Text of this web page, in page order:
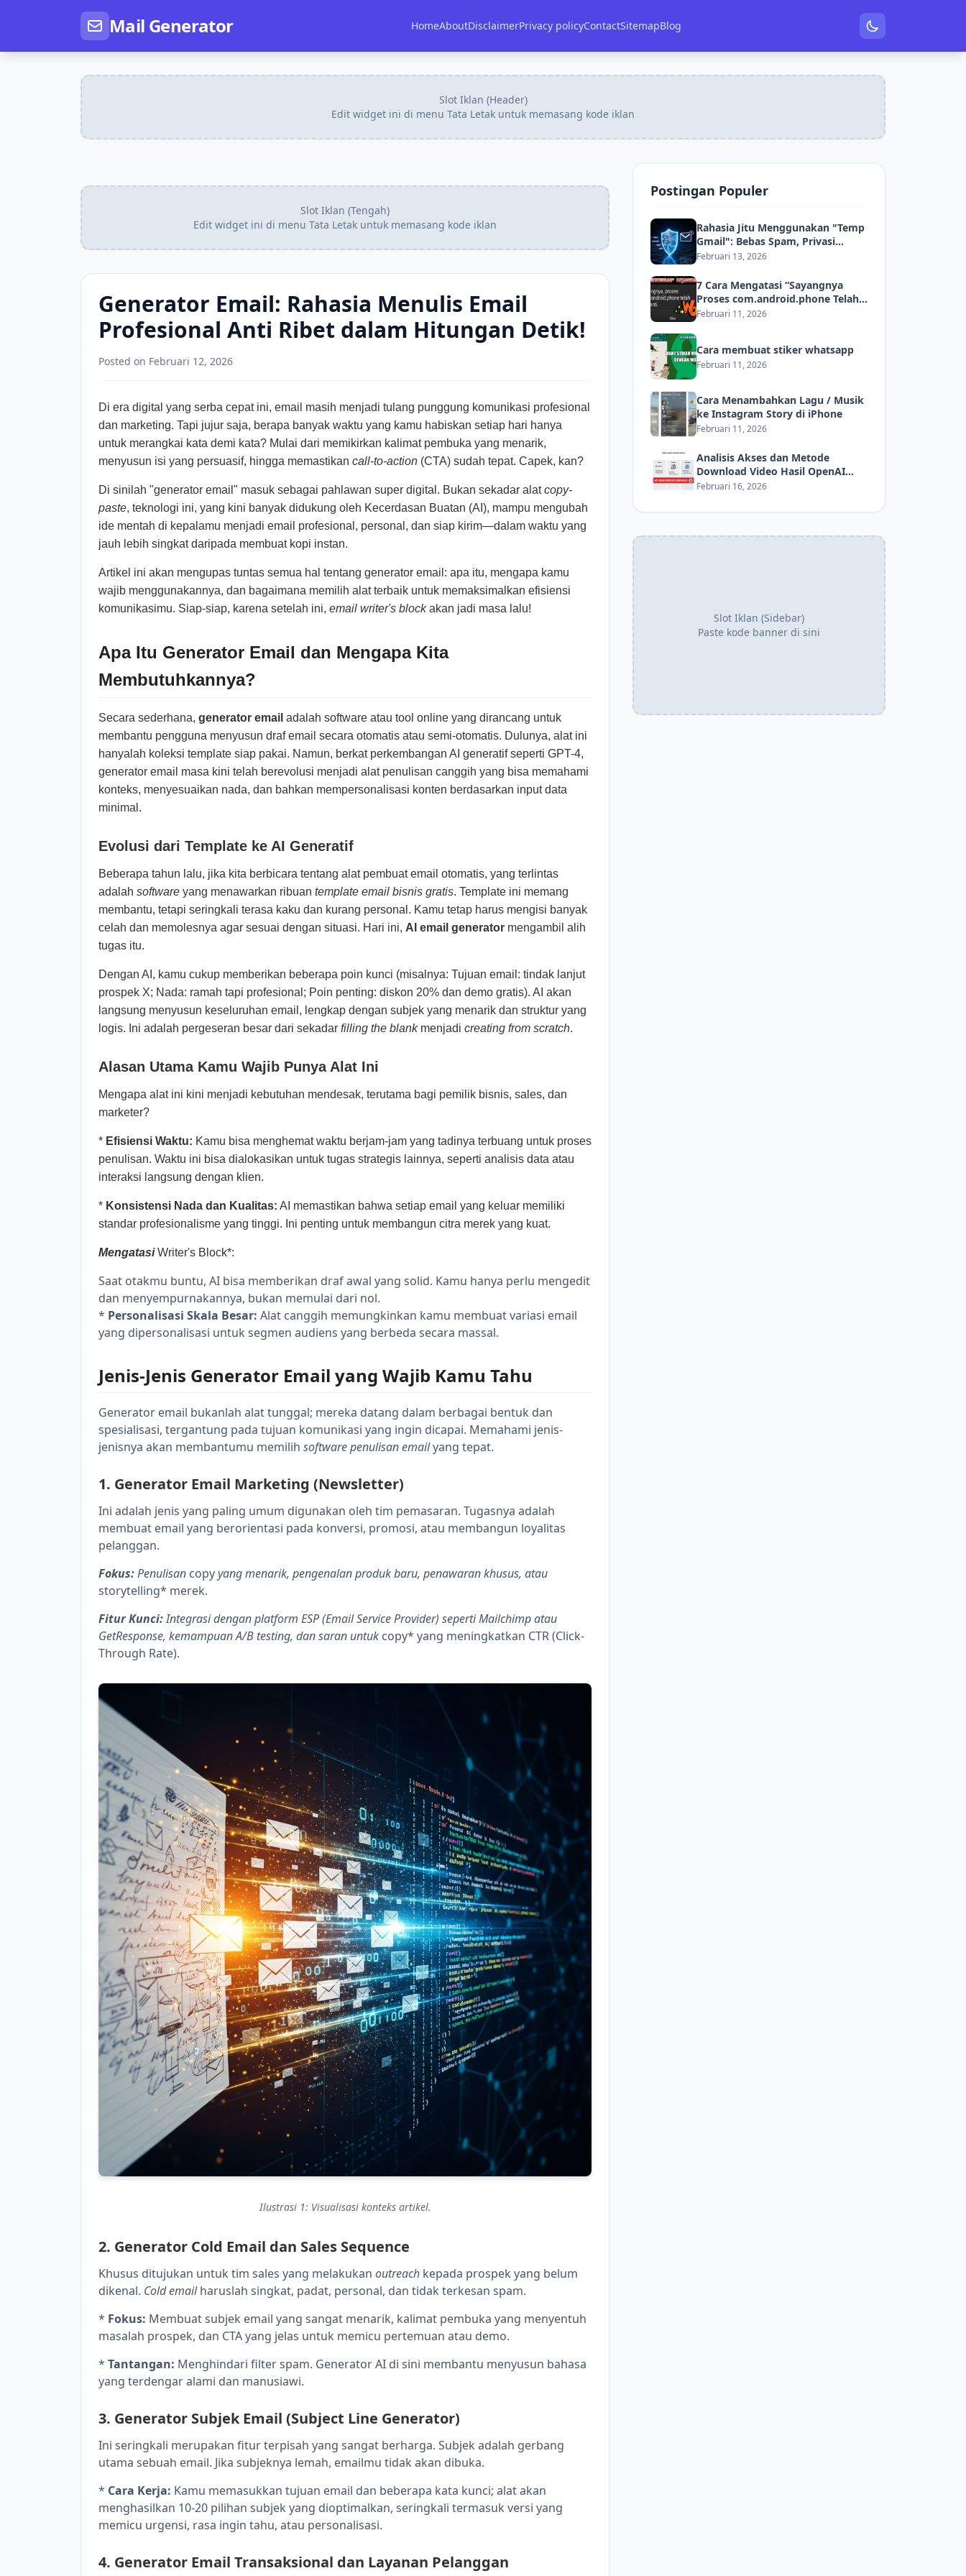
Mail Generator HomeAboutDisclaimerPrivacy policyContactSitemapBlog
Slot Iklan (Header)
Edit widget ini di menu Tata Letak untuk memasang kode iklan
Slot Iklan (Tengah)
Edit widget ini di menu Tata Letak untuk memasang kode iklan
Generator Email: Rahasia Menulis Email
Profesional Anti Ribet dalam Hitungan Detik!
Posted on Februari 12, 2026
Di era digital yang serba cepat ini, email masih menjadi tulang punggung komunikasi profesional
dan marketing. Tapi jujur saja, berapa banyak waktu yang kamu habiskan setiap hari hanya
untuk merangkai kata demi kata? Mulai dari memikirkan kalimat pembuka yang menarik,
menyusun isi yang persuasif, hingga memastikan call-to-action (CTA) sudah tepat. Capek, kan?
Di sinilah "generator email" masuk sebagai pahlawan super digital. Bukan sekadar alatcopy-
paste, teknologi ini, yang kini banyak didukung oleh Kecerdasan Buatan (AI), mampu mengubah
ide mentah di kepalamu menjadi email profesional, personal, dan siap kirim—dalam waktu yang
jauh lebih singkat daripada membuat kopi instan.
Artikel ini akan mengupas tuntas semua hal tentang generator email: apa itu, mengapa kamu
wajib menggunakannya, dan bagaimana memilih alat terbaik untuk memaksimalkan efisiensi
komunikasimu. Siap-siap, karena setelah ini, email writer's blockakan jadi masa lalu!
Apa Itu Generator Email dan Mengapa Kita
Membutuhkannya?
Secara sederhana, generator email adalah software atau tool online yang dirancang untuk
membantu pengguna menyusun draf email secara otomatis atau semi-otomatis. Dulunya, alat ini
hanyalah koleksi template siap pakai. Namun, berkat perkembangan AI generatif seperti GPT-4,
generator email masa kini telah berevolusi menjadi alat penulisan canggih yang bisa memahami
konteks, menyesuaikan nada, dan bahkan mempersonalisasi konten berdasarkan input data
minimal.
Evolusi dari Template ke AI Generatif
Beberapa tahun lalu, jika kita berbicara tentang alat pembuat email otomatis, yang terlintas
adalah software yang menawarkan ribuan template email bisnis gratis. Template ini memang
membantu, tetapi seringkali terasa kaku dan kurang personal. Kamu tetap harus mengisi banyak
celah dan memolesnya agar sesuai dengan situasi. Hari ini, AI email generator mengambil alih
tugas itu.
Dengan AI, kamu cukup memberikan beberapa poin kunci (misalnya: Tujuan email: tindak lanjut
prospek X; Nada: ramah tapi profesional; Poin penting: diskon 20% dan demo gratis). AI akan
langsung menyusun keseluruhan email, lengkap dengan subjek yang menarik dan struktur yang
logis. Ini adalah pergeseran besar dari sekadar filling the blankmenjadi creating from scratch.
Alasan Utama Kamu Wajib Punya Alat Ini
Mengapa alat ini kini menjadi kebutuhan mendesak, terutama bagi pemilik bisnis, sales, dan
marketer?
* Efisiensi Waktu: Kamu bisa menghemat waktu berjam-jam yang tadinya terbuang untuk proses
penulisan. Waktu ini bisa dialokasikan untuk tugas strategis lainnya, seperti analisis data atau
interaksi langsung dengan klien.
* Konsistensi Nada dan Kualitas: AI memastikan bahwa setiap email yang keluar memiliki
standar profesionalisme yang tinggi. Ini penting untuk membangun citra merek yang kuat.
MengatasiWriter's Block*:
Saat otakmu buntu, AI bisa memberikan draf awal yang solid. Kamu hanya perlu mengedit
dan menyempurnakannya, bukan memulai dari nol.
* Personalisasi Skala Besar: Alat canggih memungkinkan kamu membuat variasi email
yang dipersonalisasi untuk segmen audiens yang berbeda secara massal.
Jenis-Jenis Generator Email yang Wajib Kamu Tahu
Generator email bukanlah alat tunggal; mereka datang dalam berbagai bentuk dan
spesialisasi, tergantung pada tujuan komunikasi yang ingin dicapai. Memahami jenis-
jenisnya akan membantumu memilih software penulisan emailyang tepat.
1. Generator Email Marketing (Newsletter)
Ini adalah jenis yang paling umum digunakan oleh tim pemasaran. Tugasnya adalah
membuat email yang berorientasi pada konversi, promosi, atau membangun loyalitas
pelanggan.
Fokus:Penulisan copyyang menarik, pengenalan produk baru, penawaran khusus, atau
storytelling* merek.
Fitur Kunci:Integrasi dengan platform ESP (Email Service Provider) seperti Mailchimp atau
GetResponse, kemampuan A/B testing, dan saran untuk copy* yang meningkatkan CTR (Click-
Through Rate).
Ilustrasi 1: Visualisasi konteks artikel.
2. Generator Cold Email dan Sales Sequence
Khusus ditujukan untuk tim sales yang melakukan outreach kepada prospek yang belum
dikenal. Cold emailharuslah singkat, padat, personal, dan tidak terkesan spam.
* Fokus: Membuat subjek email yang sangat menarik, kalimat pembuka yang menyentuh
masalah prospek, dan CTA yang jelas untuk memicu pertemuan atau demo.
* Tantangan: Menghindari filter spam. Generator AI di sini membantu menyusun bahasa
yang terdengar alami dan manusiawi.
3. Generator Subjek Email (Subject Line Generator)
Ini seringkali merupakan fitur terpisah yang sangat berharga. Subjek adalah gerbang
utama sebuah email. Jika subjeknya lemah, emailmu tidak akan dibuka.
* Cara Kerja: Kamu memasukkan tujuan email dan beberapa kata kunci; alat akan
menghasilkan 10-20 pilihan subjek yang dioptimalkan, seringkali termasuk versi yang
memicu urgensi, rasa ingin tahu, atau personalisasi.
4. Generator Email Transaksional dan Layanan Pelanggan
Postingan Populer
Rahasia Jitu Menggunakan "Temp
Gmail": Bebas Spam, Privasi
Aman, dan Akses Instan!
Februari 13, 2026
7 Cara Mengatasi “Sayangnya
Proses com.android.phone Telah
Berhenti” Di Android
Februari 11, 2026
Cara membuat stiker whatsapp
Februari 11, 2026
Cara Menambahkan Lagu / Musik
ke Instagram Story di iPhone
Februari 11, 2026
Analisis Akses dan Metode
Download Video Hasil OpenAI
Sora: Panduan Teknis dan Etis
Februari 16, 2026
Slot Iklan (Sidebar)
Paste kode banner di sini